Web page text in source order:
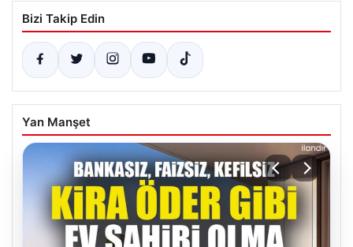
Bizi Takip Edin
Yan Manşet